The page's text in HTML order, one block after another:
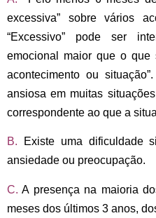
excessiva” sobre vários
“Excessivo” pode ser
emocional maior que o
acontecimento ou
ansiosa em muitas
correspondente ao que a
B. Existe uma dificuldade
ansiedade ou preocupação.
C.A presença na maioria
meses dos últimos 3 anos,